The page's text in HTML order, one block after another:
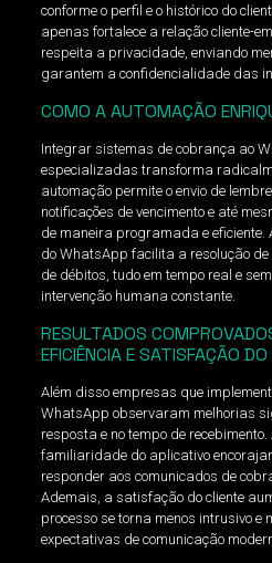
conforme o perfil e o histórico do
apenas fortalece a relação cliente-
respeita a privacidade, enviando
garantem a confidencialidade das
COMO A AUTOMAÇÃO
Integrar sistemas de cobrança ao
especializadas transforma
automação permite o envio de
notificações de vencimento e até
de maneira programada e
do WhatsApp facilita a resolução
de débitos, tudo em tempo real e
intervenção humana constante.
RESULTADOS
EFICIÊNCIA E SATISFAÇÃO
Além disso empresas que
WhatsApp observaram melhorias
resposta e no tempo de recebimento.
familiaridade do aplicativo
responder aos comunicados de
Ademais, a satisfação do cliente
processo se torna menos intrusivo
expectativas de comunicação